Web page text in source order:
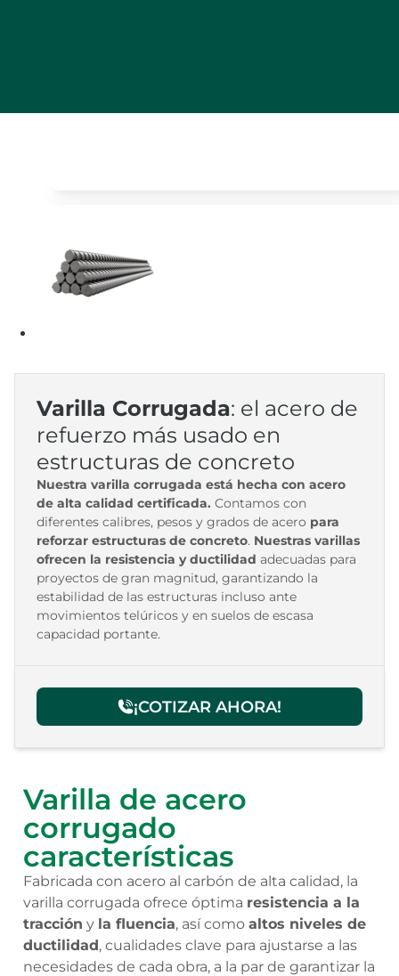
Varilla Corrugada: el acero de
refuerzo más usado en
estructuras de concreto
Nuestra varilla corrugada está hecha con acero
de alta calidad certificada. Contamos con
diferentes calibres, pesos y grados de acero para
reforzar estructuras de concreto. Nuestras varillas
ofrecen la resistencia y ductilidad adecuadas para
proyectos de gran magnitud, garantizando la
estabilidad de las estructuras incluso ante
movimientos telúricos y en suelos de escasa
capacidad portante.
¡COTIZAR AHORA!
Varilla de acero
corrugado
características
Fabricada con acero al carbón de alta calidad, la
varilla corrugada ofrece óptima resistencia a la
tracción y la fluencia, así como altos niveles de
ductilidad, cualidades clave para ajustarse a las
necesidades de cada obra, a la par de garantizar la